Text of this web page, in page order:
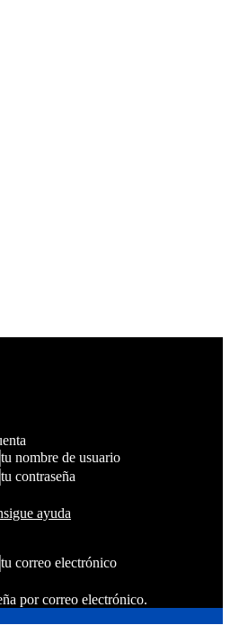
tu nombre de usuario
tu contraseña
ayuda
tu correo electrónico
por correo electrónico.